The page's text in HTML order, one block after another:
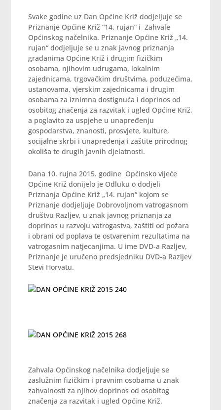
Svake godine uz Dan Općine Križ dodjeljuje se
Priznanje Općine Križ “14. rujan” i Zahvale
Općinskog načelnika. Priznanje Općine Križ „14.
rujan“ dodjeljuje se u znak javnog priznanja
građanima Općine Križ i drugim fizičkim
osobama, njihovim udrugama, lokalnim
zajednicama, trgovačkim društvima, poduzećima,
ustanovama, vjerskim zajednicama i drugim
osobama za iznimna dostignuća i doprinos od
osobitog značenja za razvitak i ugled Općine Križ,
a poglavito za uspjehe u unapređenju
gospodarstva, znanosti, prosvjete, kulture,
socijalne skrbi i unapređenja i zaštite prirodnog
okoliša te drugih javnih djelatnosti.
Dana 10. rujna 2015. godine Općinsko vijeće
Općine Križ donijelo je Odluku o dodjeli
Priznanja Općine Križ „14. rujan“ kojom se
Priznanje dodjeljuje Dobrovoljnom vatrogasnom
društvu Razljev, u znak javnog priznanja za
doprinos u razvoju vatrogastva, zaštiti od požara
i obrani od poplava te ostvarenim rezultatima na
vatrogasnim natjecanjima. U ime DVD-a Razljev,
Priznanje je uručeno predsjedniku DVD-a Razljev
Stevi Horvatu.
Zahvala Općinskog načelnika dodjeljuje se
zaslužnim fizičkim i pravnim osobama u znak
zahvalnosti za njihov doprinos od osobitog
značenja za razvitak i ugled Općine Križ.